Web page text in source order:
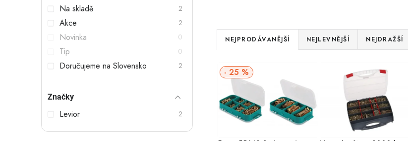
a
p
a
n
Na skladě 2
Akce 2
Novinka 0
Tip 0
Doručujeme na Slovensko 2
Značky
Levior 2
Ř
a
z
e
n
NEJPRODÁVANĚJŠÍ NEJLEVNĚJŠÍ NEJDRAŽŠÍ
V
p
25 %